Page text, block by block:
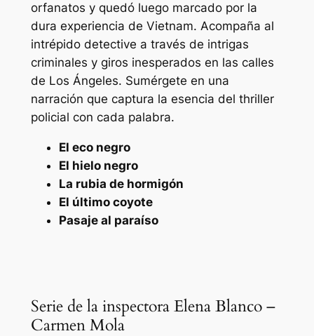
orfanatos y quedó luego marcado por la
dura experiencia de Vietnam. Acompaña al
intrépido detective a través de intrigas
criminales y giros inesperados en las calles
de Los Ángeles. Sumérgete en una
narración que captura la esencia del thriller
policial con cada palabra.
El eco negro
El hielo negro
La rubia de hormigón
El último coyote
Pasaje al paraíso
Serie de la inspectora Elena Blanco –
Carmen Mola